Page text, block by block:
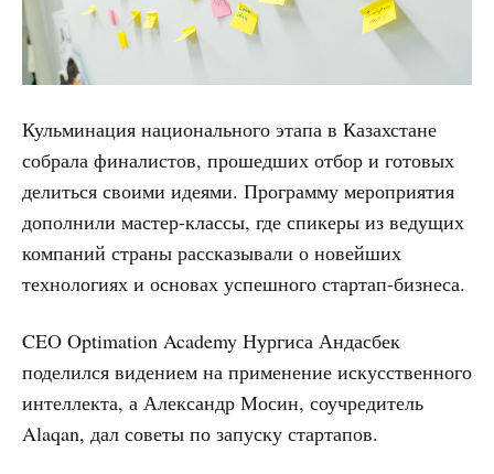
Кульминация национального этапа в Казахстане
собрала финалистов, прошедших отбор и готовых
делиться своими идеями. Программу мероприятия
дополнили мастер-классы, где спикеры из ведущих
компаний страны рассказывали о новейших
технологиях и основах успешного стартап-бизнеса.
CEO Optimation Academy Нургиса Андасбек
поделился видением на применение искусственного
интеллекта, а Александр Мосин, соучредитель
Alaqan, дал советы по запуску стартапов.